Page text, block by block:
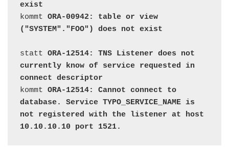
exist
kommt ORA-00942: table or view
statt ORA-12514: TNS Listener does not
currently know of service requested in
connect descriptor
kommt ORA-12514: Cannot connect to
database. Service TYPO_SERVICE_NAME is
not registered with the listener at host
10.10.10.10 port 1521.